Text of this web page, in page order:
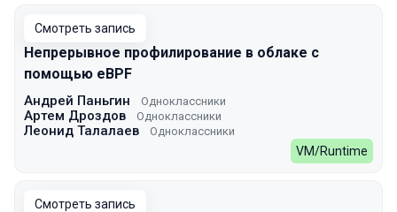
Смотреть запись
Непрерывное профилирование в облаке с
помощью eBPF
Андрей Паньгин Одноклассники
Артем Дроздов Одноклассники
Леонид Талалаев Одноклассники
VM/Runtime
Смотреть запись